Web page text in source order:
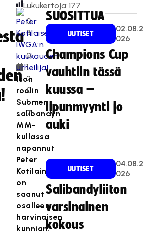
0
3
.
0
1.
2
0
1
7
Lukukertoja:177
Ison
roolin
Suomen
salibandyn
MM-
kullassa
napannut
Peter
Kotilainen
on
saanut
osalleen
harvinaisen
kunnian:
SUOSITTUA
UUTISET
02.08.2
026
Champions Cup
vauhtiin tässä
kuussa –
lipunmyynti jo
auki
UUTISET
04.08.2
026
Salibandyliiton
varsinainen
kokous